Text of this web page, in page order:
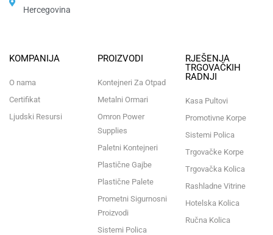
Hercegovina​
KOMPANIJA
O nama
Certifikat
Ljudski Resursi
PROIZVODI
Kontejneri Za Otpad
Metalni Ormari
Omron Power
Supplies
Paletni Kontejneri
Plastične Gajbe
Plastične Palete
Prometni Sigurnosni
Proizvodi
Sistemi Polica
RJEŠENJA
TRGOVAČKIH
RADNJI
Kasa Pultovi
Promotivne Korpe
Sistemi Polica
Trgovačke Korpe
Trgovačka Kolica
Rashladne Vitrine
Hotelska Kolica
Ručna Kolica